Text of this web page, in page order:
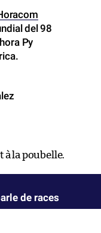
del 98
Py
à la poubelle.
de races